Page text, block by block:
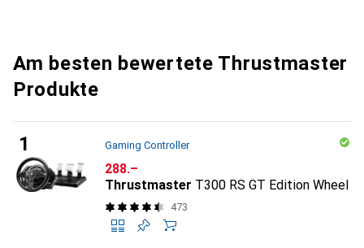
Am besten bewertete Thrustmaster
Produkte
Gaming Controller
CHF
288.–
Thrustmaster T300 RS GT Edition Wheel
473